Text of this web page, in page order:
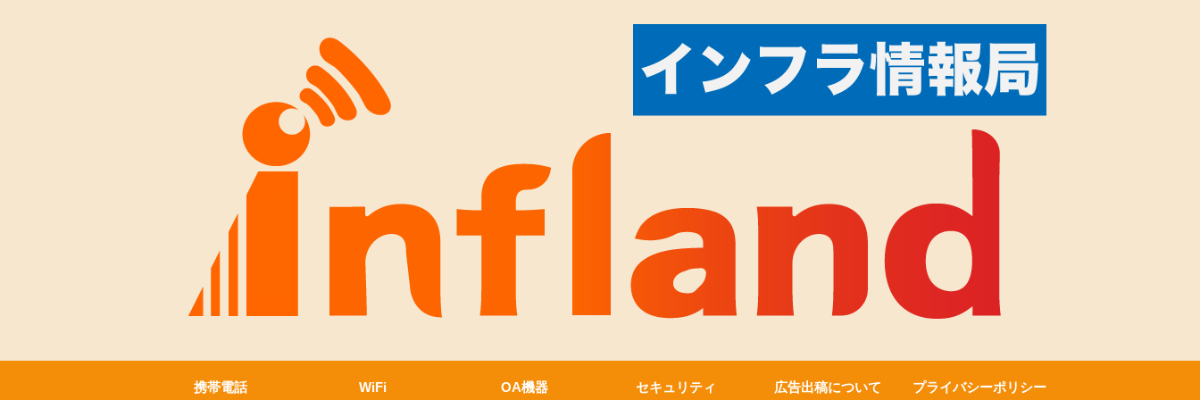
携帯電話 WiFi OA機器 セキュリティ 広告出稿について プライバシーポリシー